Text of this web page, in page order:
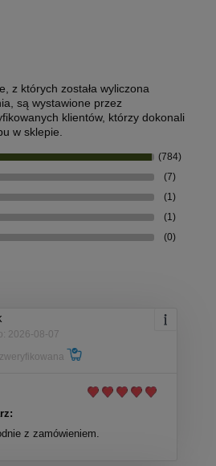
z których została wyliczona
są wystawione przez
klientów, którzy dokonali
w sklepie.
(784)
(7)
(1)
(1)
(0)
2026-08-07
z zamówieniem.